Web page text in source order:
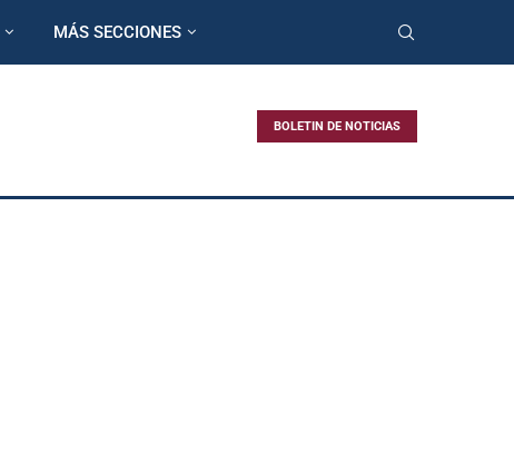
MÁS SECCIONES
BOLETIN DE NOTICIAS